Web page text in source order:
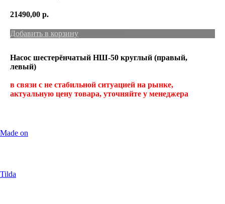
21490,00 р.
Добавить в корзину
Насос шестерёнчатый НШ-50 круглый (правый,
левый)
в связи с не стабильной ситуацией на рынке,
актуальную цену товара, уточняйте у менеджера
Made on
Tilda